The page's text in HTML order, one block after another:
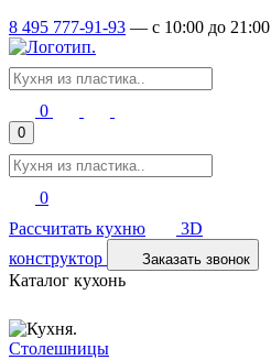
8 495 777-91-93 — c 10:00 до 21:00
0
0
0
Рассчитать кухню
3D
конструктор
Заказать звонок
Каталог кухонь
Столешницы